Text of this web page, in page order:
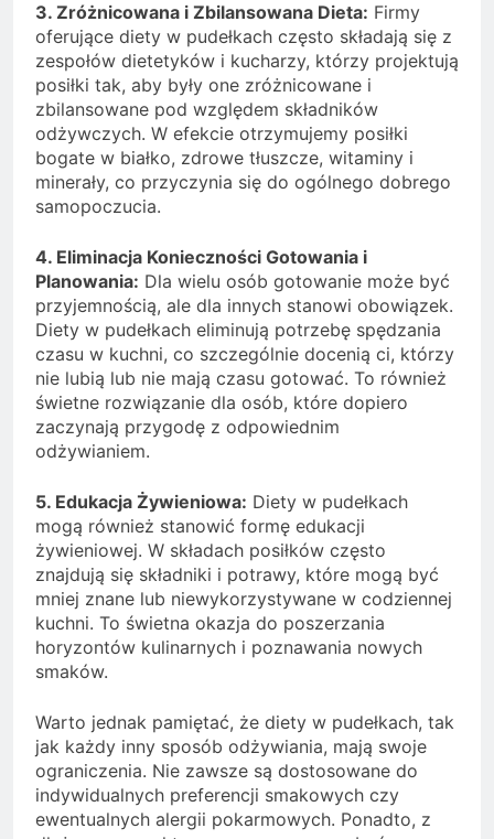
3. Zróżnicowana i Zbilansowana Dieta: Firmy
oferujące diety w pudełkach często składają się z
zespołów dietetyków i kucharzy, którzy projektują
posiłki tak, aby były one zróżnicowane i
zbilansowane pod względem składników
odżywczych. W efekcie otrzymujemy posiłki
bogate w białko, zdrowe tłuszcze, witaminy i
minerały, co przyczynia się do ogólnego dobrego
samopoczucia.
4. Eliminacja Konieczności Gotowania i
Planowania: Dla wielu osób gotowanie może być
przyjemnością, ale dla innych stanowi obowiązek.
Diety w pudełkach eliminują potrzebę spędzania
czasu w kuchni, co szczególnie docenią ci, którzy
nie lubią lub nie mają czasu gotować. To również
świetne rozwiązanie dla osób, które dopiero
zaczynają przygodę z odpowiednim
odżywianiem.
5. Edukacja Żywieniowa: Diety w pudełkach
mogą również stanowić formę edukacji
żywieniowej. W składach posiłków często
znajdują się składniki i potrawy, które mogą być
mniej znane lub niewykorzystywane w codziennej
kuchni. To świetna okazja do poszerzania
horyzontów kulinarnych i poznawania nowych
smaków.
Warto jednak pamiętać, że diety w pudełkach, tak
jak każdy inny sposób odżywiania, mają swoje
ograniczenia. Nie zawsze są dostosowane do
indywidualnych preferencji smakowych czy
ewentualnych alergii pokarmowych. Ponadto, z